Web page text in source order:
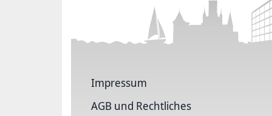
Impressum
AGB und Rechtliches